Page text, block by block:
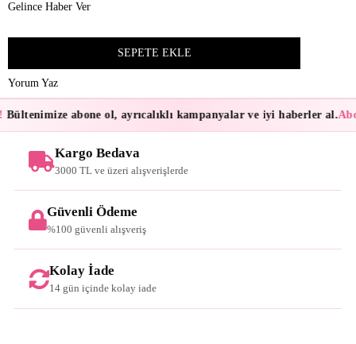
Gelince Haber Ver
Yorum Yaz
Bültenimize abone ol, ayrıcalıklı kampanyalar ve iyi haberler al.
Kargo Bedava
3000 TL ve üzeri alışverişlerde
Güvenli Ödeme
%100 güvenli alışveriş
Kolay İade
14 gün içinde kolay iade